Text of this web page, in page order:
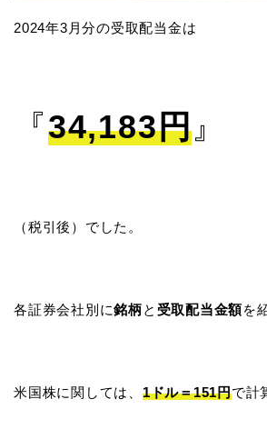
2024年3月分の受取配当金は
『34,183円 』
（税引後）でした。
各証券会社別に銘柄と 受取配当金額を
米国株に関しては、 1ドル＝151円で計